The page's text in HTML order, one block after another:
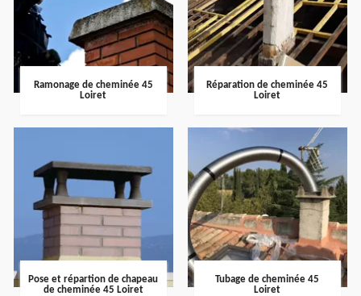
Ramonage de cheminée 45
Loiret
Réparation de cheminée 45
Loiret
Pose et répartion de chapeau
de cheminée 45 Loiret
Tubage de cheminée 45
Loiret